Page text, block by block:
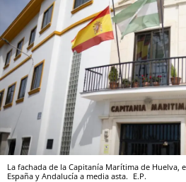
La fachada de la Capitanía Marítima de Huelva,
España y Andalucía a media asta. E.P.